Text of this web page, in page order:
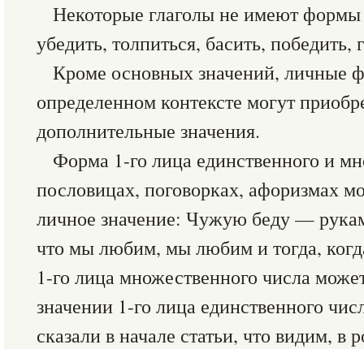
Некоторые глаголы не имеют
убедить, толпиться, басить, победить,
Кроме основных значений, личные
определенном контексте могут
дополнительные значения.
Форма 1-го лица единственного и
пословицах, поговорках, афоризмах
личное значение: Чужую беду —
что мы любим, мы любим и тогда,
1-го лица множественного числа
значении 1-го лица единственного
сказали в начале статьи, что видим, в